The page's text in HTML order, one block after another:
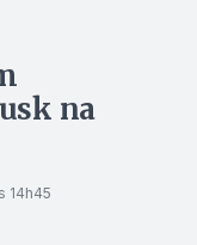
na
14h45